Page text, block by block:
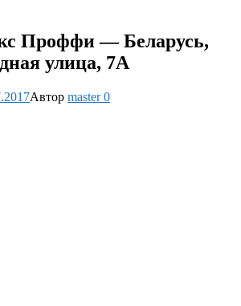
Проффи — Беларусь,
улица, 7А
Автор master0